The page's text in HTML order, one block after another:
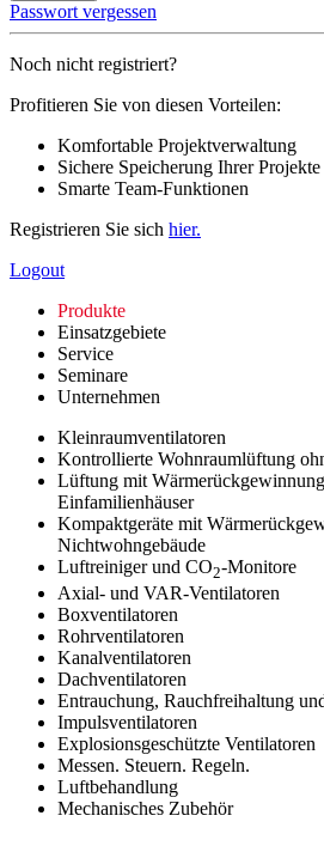
Passwort vergessen
Noch nicht registriert?
Profitieren Sie von diesen Vorteilen:
Komfortable Projektverwaltung
Sichere Speicherung Ihrer Projekte
Smarte Team-Funktionen
Registrieren Sie sich hier.
Logout
Produkte
Einsatzgebiete
Service
Seminare
Unternehmen
Kleinraumventilatoren
Kontrollierte Wohnraumlüftung
Lüftung mit
Einfamilienhäuser
Kompaktgeräte mit
Nichtwohngebäude
Luftreiniger und CO2-Monitore
Axial- und VAR-Ventilatoren
Boxventilatoren
Rohrventilatoren
Kanalventilatoren
Dachventilatoren
Entrauchung, Rauchfreihaltung
Impulsventilatoren
Explosionsgeschützte Ventilatoren
Messen. Steuern. Regeln.
Luftbehandlung
Mechanisches Zubehör